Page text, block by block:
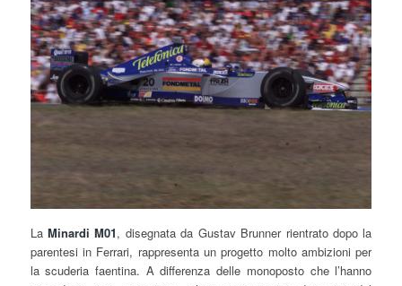
LaMinardi M01, disegnata da Gustav Brunner rientrato dopo la
parentesi in Ferrari, rappresenta un progetto molto ambizioni per
la scuderia faentina. A differenza delle monoposto che l’hanno